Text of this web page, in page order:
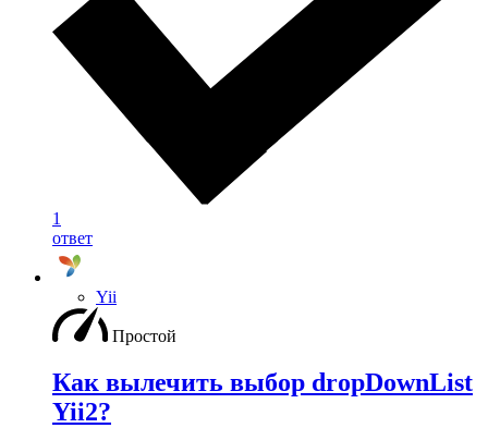
1
ответ
Yii
Простой
Как вылечить выбор dropDownList
Yii2?